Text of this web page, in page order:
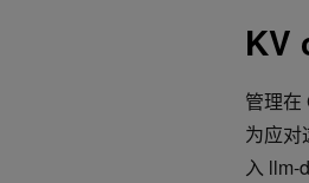
KV
管理在
为应对
入 llm-